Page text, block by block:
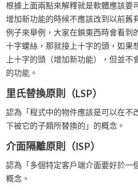
根據上面兩點來解釋就是軟體應該要
增加新功能的時候不應該改到以前舊
例子來舉例，大家在鎖東西時會看到
十字螺絲，那就接上十字的頭，如果
上十字的頭（增加新功能），但並不
的功能。
里氏替換原則（LSP）
認為「程式中的物件應該是可以在不
下被它的子類所替換的」的概念。
介面隔離原則（ISP）
認為「多個特定客戶端介面要好於一
概念。